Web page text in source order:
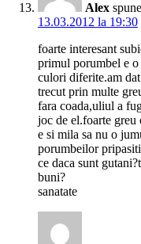
Alex
13.03.2012 la 19:30
foarte interesant
primul porumbel e
culori diferite.am
trecut prin multe
fara coada,uliul a
joc de el.foarte greu
e si mila sa nu o
porumbeilor
ce daca sunt
buni?
sanatate